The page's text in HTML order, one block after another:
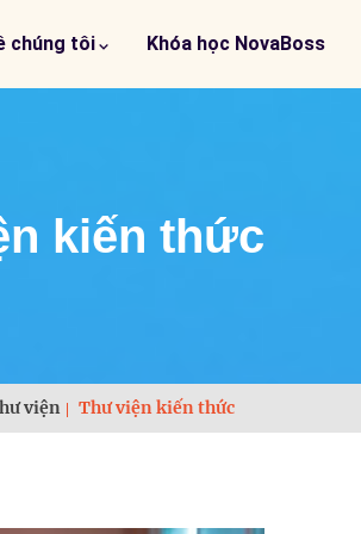
chúng tôi Khóa học NovaBoss
kiến thức
viện Thư viện kiến thức